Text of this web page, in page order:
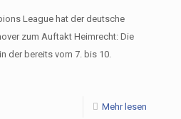
League hat der deutsche
zum Auftakt Heimrecht: Die
der bereits vom 7. bis 10.
Mehr lesen